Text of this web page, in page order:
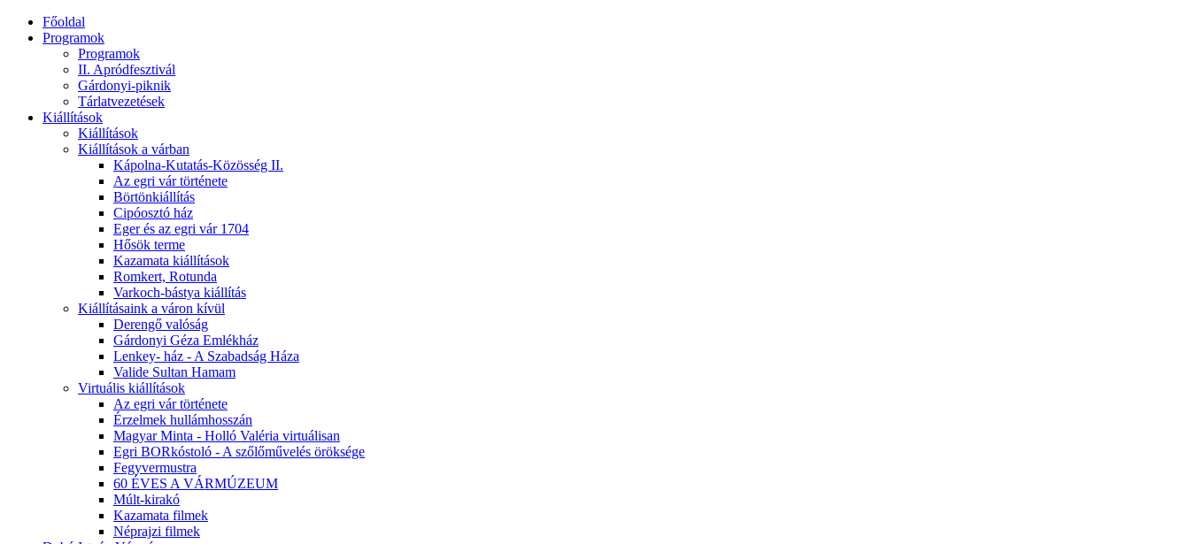
Főoldal
Programok
Programok
II. Apródfesztivál
Gárdonyi-piknik
Tárlatvezetések
Kiállítások
Kiállítások
Kiállítások a várban
Kápolna-Kutatás-Közösség II.
Az egri vár története
Börtönkiállítás
Cipóosztó ház
Eger és az egri vár 1704
Hősök terme
Kazamata kiállítások
Romkert, Rotunda
Varkoch-bástya kiállítás
Kiállításaink a váron kívül
Derengő valóság
Gárdonyi Géza Emlékház
Lenkey- ház - A Szabadság Háza
Valide Sultan Hamam
Virtuális kiállítások
Az egri vár története
Érzelmek hullámhosszán
Magyar Minta - Holló Valéria virtuálisan
Egri BORkóstoló - A szőlőművelés öröksége
Fegyvermustra
60 ÉVES A VÁRMÚZEUM
Múlt-kirakó
Kazamata filmek
Néprajzi filmek